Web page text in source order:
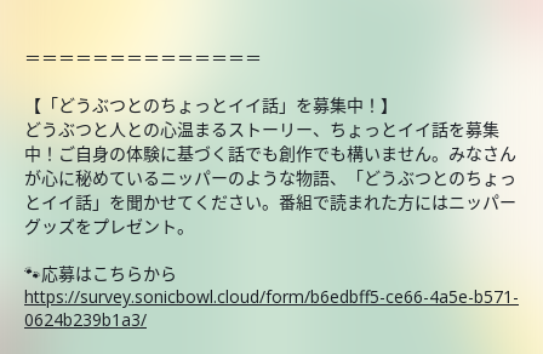
＝＝＝＝＝＝＝＝＝＝＝＝＝＝
【「どうぶつとのちょっとイイ話」を募集中！】
どうぶつと人との心温まるストーリー、ちょっとイイ話を募集
中！ご自身の体験に基づく話でも創作でも構いません。みなさん
が心に秘めているニッパーのような物語、「どうぶつとのちょっ
とイイ話」を聞かせてください。番組で読まれた方にはニッパー
グッズをプレゼント。
🐾応募はこちらから
https://survey.sonicbowl.cloud/form/b6edbff5-ce66-4a5e-b571-
0624b239b1a3/